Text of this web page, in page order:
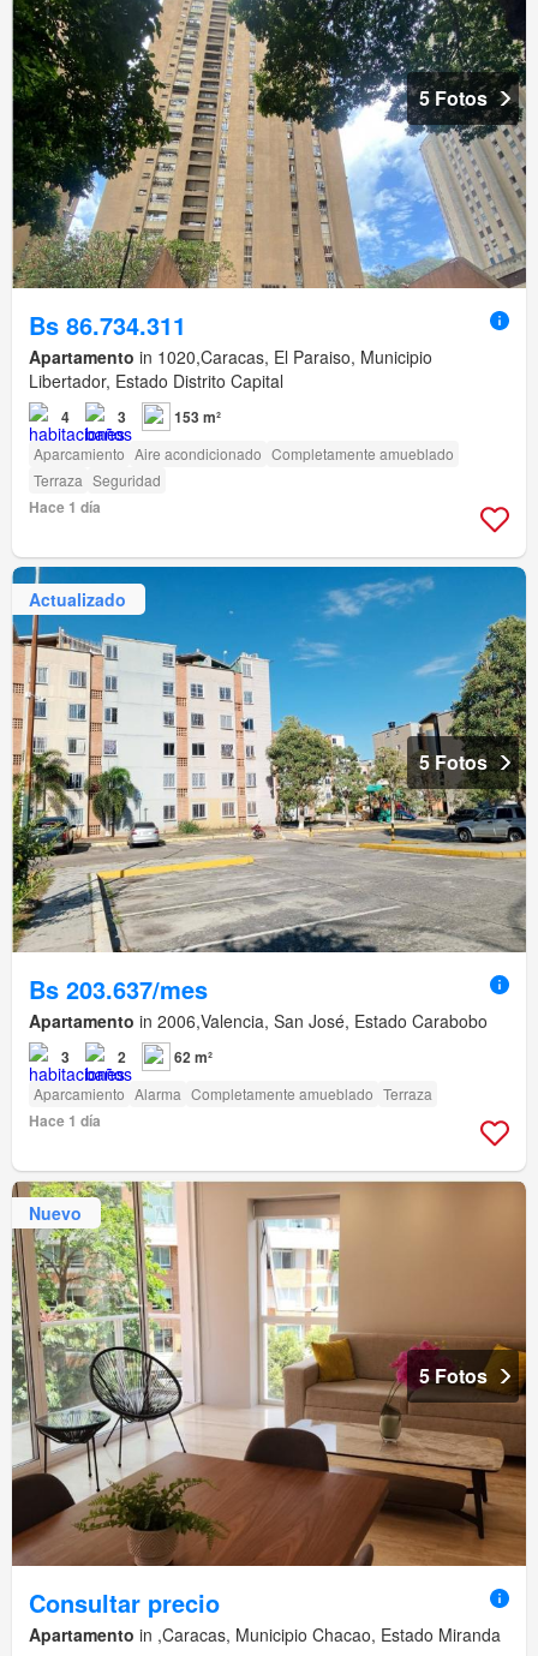
5 Fotos
Bs 86.734.311
Apartamento in 1020,Caracas, El Paraiso, Municipio
Libertador, Estado Distrito Capital
4 3 153 m²
Aparcamiento Aire acondicionado Completamente amueblado
Terraza Seguridad
Hace 1 día
Actualizado
5 Fotos
Bs 203.637/mes
Apartamento in 2006,Valencia, San José, Estado Carabobo
3 2 62 m²
Aparcamiento Alarma Completamente amueblado Terraza
Hace 1 día
Nuevo
5 Fotos
Consultar precio
Apartamento in ,Caracas, Municipio Chacao, Estado Miranda